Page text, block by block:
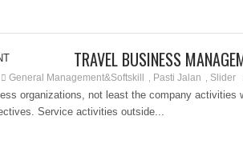
TRAVEL BUSINESS
General Management&Softskill Pasti Jalan Slider
organizations, not least the company activities
Service activities outside...